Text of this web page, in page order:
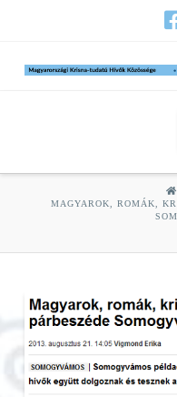
MAGYAROK, ROMÁK,